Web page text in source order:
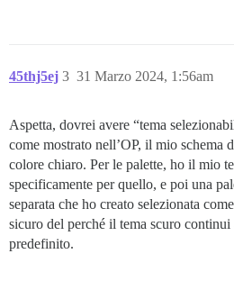
45thj5ej 31 Marzo 2024, 1:56am
3
Aspetta, dovrei avere “tema
come mostrato nell’OP, il mio schema
colore chiaro. Per le palette, ho il mio
specificamente per quello, e poi una
separata che ho creato selezionata
sicuro del perché il tema scuro continui
predefinito.